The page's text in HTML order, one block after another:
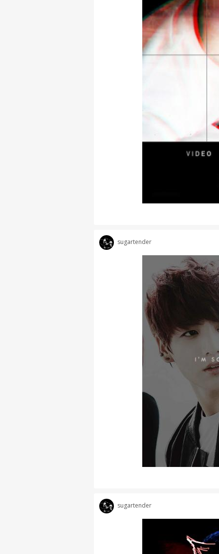
sugartender
sugartender